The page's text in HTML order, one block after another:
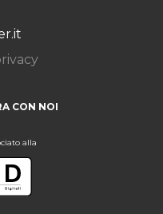
CON NOI
alla